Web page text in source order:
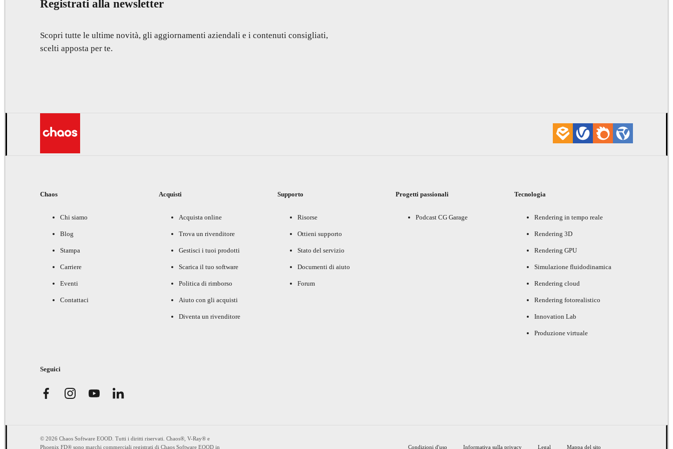
Registrati alla newsletter
Scopri tutte le ultime novità, gli aggiornamenti aziendali e i contenuti consigliati,
scelti apposta per te.
Chaos
Chi siamo
Blog
Stampa
Carriere
Eventi
Contattaci
Acquisti
Acquista online
Trova un rivenditore
Gestisci i tuoi prodotti
Scarica il tuo software
Politica di rimborso
Aiuto con gli acquisti
Diventa un rivenditore
Supporto
Risorse
Ottieni supporto
Stato del servizio
Documenti di aiuto
Forum
Progetti passionali
Podcast CG Garage
Tecnologia
Rendering in tempo reale
Rendering 3D
Rendering GPU
Simulazione fluidodinamica
Rendering cloud
Rendering fotorealistico
Innovation Lab
Produzione virtuale
Seguici
© 2026 Chaos Software EOOD. Tutti i diritti riservati. Chaos®, V-Ray® e
Phoenix FD® sono marchi commerciali registrati di Chaos Software EOOD in
Condizioni d'uso Informativa sulla privacy Legal Mappa del sito